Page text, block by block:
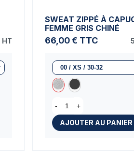
HT
SWEAT ZIPPÉ À
FEMME GRIS CHINÉ
66,00 € TTC
- +
AJOUTER AU PANIER